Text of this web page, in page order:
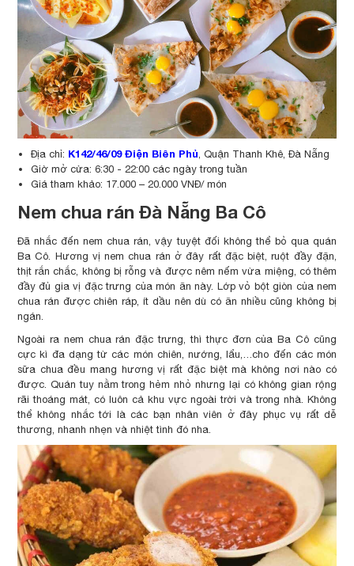
Địa chỉ: K142/46/09 Điện Biên Phủ , Quận Thanh Khê, Đà Nẵng
Giờ mở cửa: 6:30 - 22:00 các ngày trong tuần
Giá tham khảo: 17.000 – 20.000 VNĐ/ món
Nem chua rán Đà Nẵng Ba Cô
Đã nhắc đến nem chua rán, vậy tuyệt đối không thể bỏ qua quán
Ba Cô. Hương vị nem chua rán ở đây rất đặc biệt, ruột đầy đặn,
thịt rắn chắc, không bị rỗng và được nêm nếm vừa miệng, có thêm
đầy đủ gia vị đặc trưng của món ăn này. Lớp vỏ bột giòn của nem
chua rán được chiên ráp, ít dầu nên dù có ăn nhiều cũng không bị
ngán.
Ngoài ra nem chua rán đặc trưng, thì thực đơn của Ba Cô cũng
cực kì đa dạng từ các món chiên, nướng, lẩu,…cho đến các món
sữa chua đều mang hương vị rất đặc biệt mà không nơi nào có
được. Quán tuy nằm trong hẻm nhỏ nhưng lại có không gian rộng
rãi thoáng mát, có luôn cả khu vực ngoài trời và trong nhà. Không
thể không nhắc tới là các bạn nhân viên ở đây phục vụ rất dễ
thương, nhanh nhẹn và nhiệt tình đó nha.